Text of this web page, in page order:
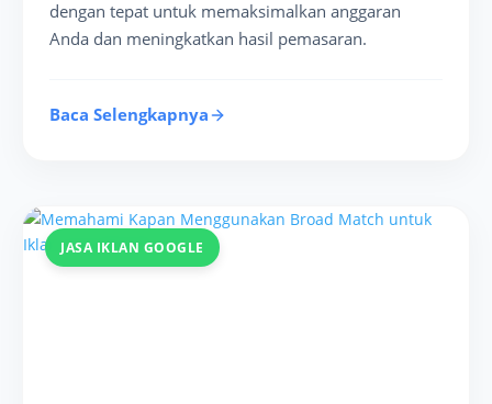
dengan tepat untuk memaksimalkan anggaran
Anda dan meningkatkan hasil pemasaran.
Baca Selengkapnya
JASA IKLAN GOOGLE